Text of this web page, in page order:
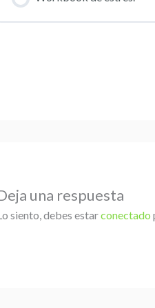
una respuesta
siento, debes estarconectado